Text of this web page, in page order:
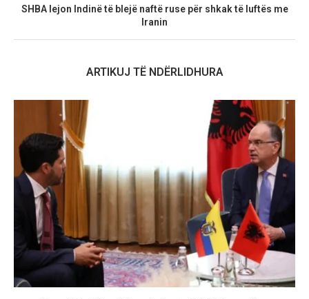
SHBA lejon Indinë të blejë naftë ruse për shkak të luftës me
Iranin
ARTIKUJ TË NDËRLIDHURA